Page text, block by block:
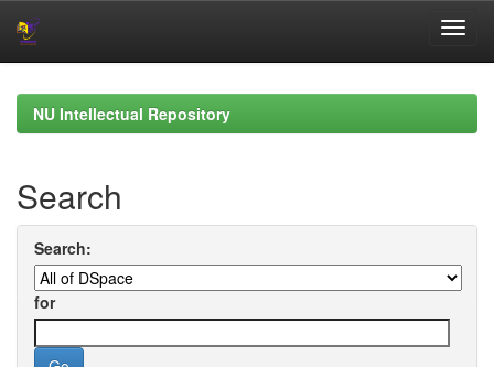
navigationNU Intellectual Repository
Search
Search:
for